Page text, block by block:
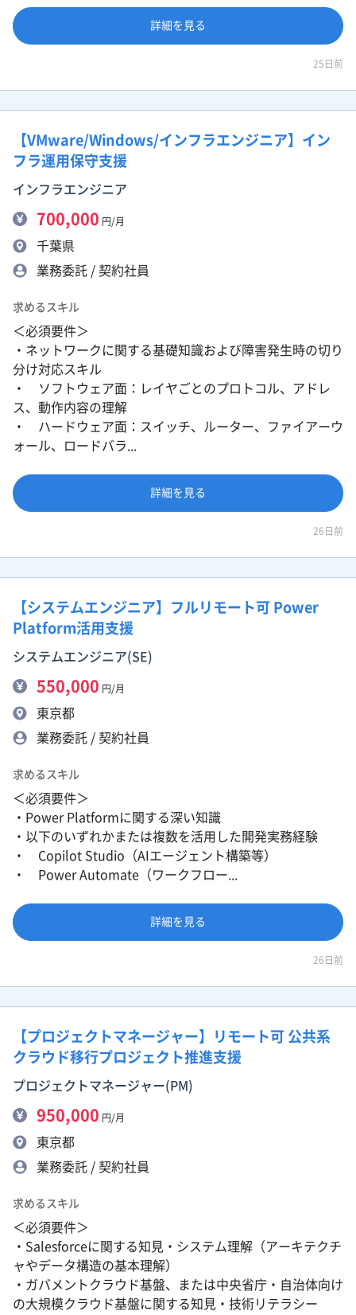
詳細を見る
25日前
【VMware/Windows/インフラエンジニア】イン
フラ運用保守支援
インフラエンジニア
700,000 円/月
千葉県
業務委託 / 契約社員
求めるスキル
＜必須要件＞
・ネットワークに関する基礎知識および障害発生時の切り
分け対応スキル
・ ソフトウェア面：レイヤごとのプロトコル、アドレ
ス、動作内容の理解
・ ハードウェア面：スイッチ、ルーター、ファイアーウ
ォール、ロードバラ...
詳細を見る
26日前
【システムエンジニア】フルリモート可 Power
Platform活用支援
システムエンジニア(SE)
550,000 円/月
東京都
業務委託 / 契約社員
求めるスキル
＜必須要件＞
・Power Platformに関する深い知識
・以下のいずれかまたは複数を活用した開発実務経験
・ Copilot Studio（AIエージェント構築等）
・ Power Automate（ワークフロー...
詳細を見る
26日前
【プロジェクトマネージャー】リモート可 公共系
クラウド移行プロジェクト推進支援
プロジェクトマネージャー(PM)
950,000 円/月
東京都
業務委託 / 契約社員
求めるスキル
＜必須要件＞
・Salesforceに関する知見・システム理解（アーキテクチ
ャやデータ構造の基本理解）
・ガバメントクラウド基盤、または中央省庁・自治体向け
の大規模クラウド基盤に関する知見・技術リテラシー